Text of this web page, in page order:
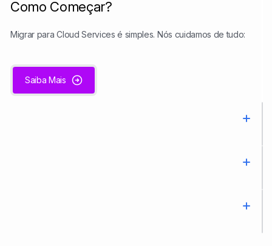
Como Começar?
Migrar para Cloud Services é simples. Nós cuidamos de tudo:
Saiba Mais